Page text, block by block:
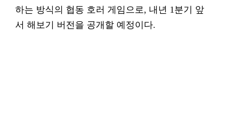
하는 방식의 협동 호러 게임으로, 내년 1분기 앞
서 해보기 버전을 공개할 예정이다.